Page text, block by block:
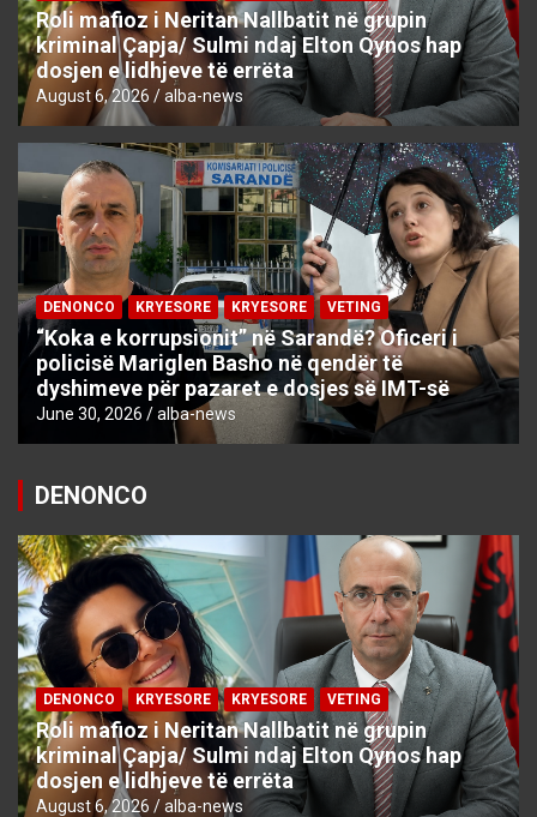
Roli mafioz i Neritan Nallbatit në grupin
kriminal Çapja/ Sulmi ndaj Elton Qynos hap
dosjen e lidhjeve të errëta
August 6, 2026 alba-news
DENONCO KRYESORE KRYESORE VETING
“Koka e korrupsionit” në Sarandë? Oficeri i
policisë Mariglen Basho në qendër të
dyshimeve për pazaret e dosjes së IMT-së
June 30, 2026 alba-news
DENONCO
DENONCO KRYESORE KRYESORE VETING
Roli mafioz i Neritan Nallbatit në grupin
kriminal Çapja/ Sulmi ndaj Elton Qynos hap
dosjen e lidhjeve të errëta
August 6, 2026 alba-news